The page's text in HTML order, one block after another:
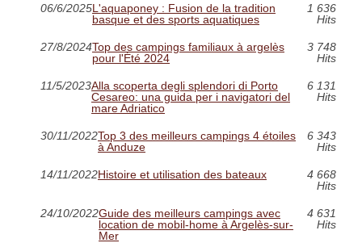
06/6/2025L'aquaponey : Fusion de la tradition
basque et des sports aquatiques
1 636
Hits
27/8/2024Top des campings familiaux à argelès
pour l'Été 2024
3 748
Hits
11/5/2023Alla scoperta degli splendori di Porto
Cesareo: una guida per i navigatori del
mare Adriatico
6 131
Hits
30/11/2022Top 3 des meilleurs campings 4 étoiles
à Anduze
6 343
Hits
14/11/2022Histoire et utilisation des bateaux
4 668
Hits
24/10/2022Guide des meilleurs campings avec
location de mobil-home à Argelès-sur-
Mer
4 631
Hits